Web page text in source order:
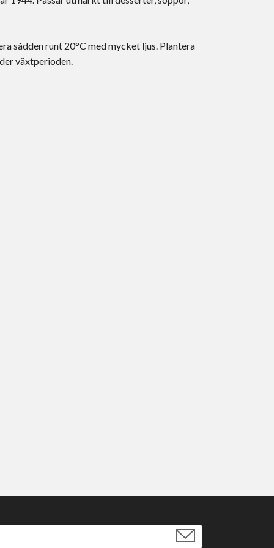
sådden runt 20°C med mycket ljus. Plantera
växtperioden.